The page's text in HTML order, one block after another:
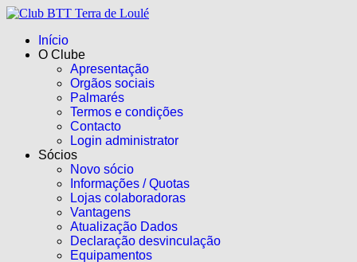
Início
O Clube
Apresentação
Orgãos sociais
Palmarés
Termos e condições
Contacto
Login administrator
Sócios
Novo sócio
Informações / Quotas
Lojas colaboradoras
Vantagens
Atualização Dados
Declaração desvinculação
Equipamentos